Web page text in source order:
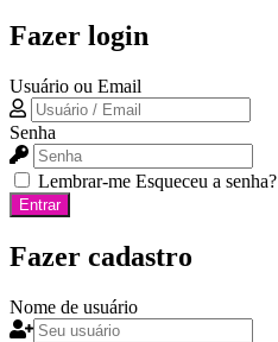
Fazer login
Usuário ou Email
Senha
Lembrar-me Esqueceu a senha?
Entrar
Fazer cadastro
Nome de usuário